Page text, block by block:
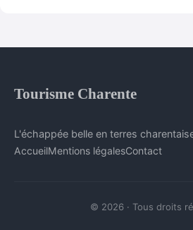
Tourisme Charente
L'échappée belle en terres
AccueilMentions légalesContact
© 2026 · Tous droits